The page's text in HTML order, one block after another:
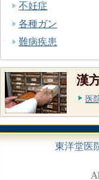
不妊症
各種ガン
難病疾患
漢
医
東洋堂医